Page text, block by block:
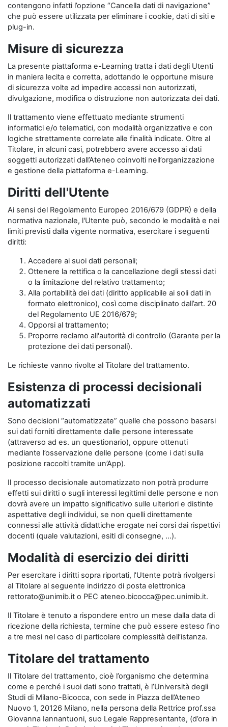
contengono infatti l’opzione “Cancella dati di navigazione”
che può essere utilizzata per eliminare i cookie, dati di siti e
plug-in.
Misure di sicurezza
La presente piattaforma e-Learning tratta i dati degli Utenti
in maniera lecita e corretta, adottando le opportune misure
di sicurezza volte ad impedire accessi non autorizzati,
divulgazione, modifica o distruzione non autorizzata dei dati.
Il trattamento viene effettuato mediante strumenti
informatici e/o telematici, con modalità organizzative e con
logiche strettamente correlate alle finalità indicate. Oltre al
Titolare, in alcuni casi, potrebbero avere accesso ai dati
soggetti autorizzati dall’Ateneo coinvolti nell’organizzazione
e gestione della piattaforma e-Learning.
Diritti dell'Utente
Ai sensi del Regolamento Europeo 2016/679 (GDPR) e della
normativa nazionale, l'Utente può, secondo le modalità e nei
limiti previsti dalla vigente normativa, esercitare i seguenti
diritti:
Accedere ai suoi dati personali;
Ottenere la rettifica o la cancellazione degli stessi dati
o la limitazione del relativo trattamento;
Alla portabilità dei dati (diritto applicabile ai soli dati in
formato elettronico), così come disciplinato dall’art. 20
del Regolamento UE 2016/679;
Opporsi al trattamento;
Proporre reclamo all'autorità di controllo (Garante per la
protezione dei dati personali).
Le richieste vanno rivolte al Titolare del trattamento.
Esistenza di processi decisionali
automatizzati
Sono decisioni “automatizzate” quelle che possono basarsi
sui dati forniti direttamente dalle persone interessate
(attraverso ad es. un questionario), oppure ottenuti
mediante l’osservazione delle persone (come i dati sulla
posizione raccolti tramite un’App).
Il processo decisionale automatizzato non potrà produrre
effetti sui diritti o sugli interessi legittimi delle persone e non
dovrà avere un impatto significativo sulle ulteriori e distinte
aspettative degli individui, se non quelli direttamente
connessi alle attività didattiche erogate nei corsi dai rispettivi
docenti (quale valutazioni, esiti di consegne, …).
Modalità di esercizio dei diritti
Per esercitare i diritti sopra riportati, l'Utente potrà rivolgersi
al Titolare al seguente indirizzo di posta elettronica
rettorato@unimib.it o PEC ateneo.bicocca@pec.unimib.it.
Il Titolare è tenuto a rispondere entro un mese dalla data di
ricezione della richiesta, termine che può essere esteso fino
a tre mesi nel caso di particolare complessità dell’istanza.
Titolare del trattamento
Il Titolare del trattamento, cioè l’organismo che determina
come e perché i suoi dati sono trattati, è l’Università degli
Studi di Milano-Bicocca, con sede in Piazza dell’Ateneo
Nuovo 1, 20126 Milano, nella persona della Rettrice prof.ssa
Giovanna Iannantuoni, suo Legale Rappresentante, (d’ora in